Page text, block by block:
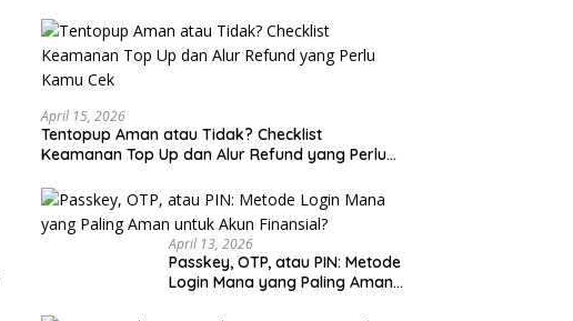
April 15, 2026
Tentopup Aman atau Tidak? Checklist
Keamanan Top Up dan Alur Refund yang Perlu
April 13, 2026
Passkey, OTP, atau PIN: Metode
Login Mana yang Paling Aman